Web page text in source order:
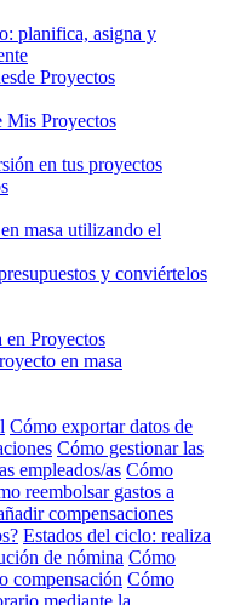
planifica, asigna y
Proyectos
Mis Proyectos
en tus proyectos
masa utilizando el
y conviértelos
en Proyectos
en masa
Cómo exportar datos de
Cómo gestionar las
empleados/as Cómo
reembolsar gastos a
compensaciones
Estados del ciclo: realiza
de nómina Cómo
compensación Cómo
mediante la